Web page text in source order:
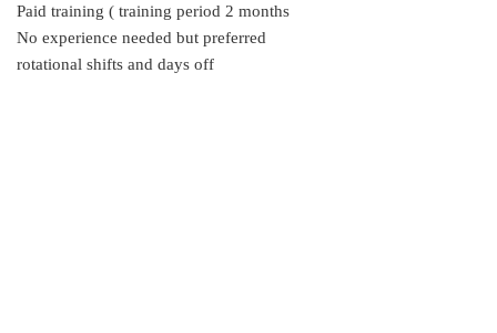
Paid training ( training period 2 months
No experience needed but preferred
rotational shifts and days off